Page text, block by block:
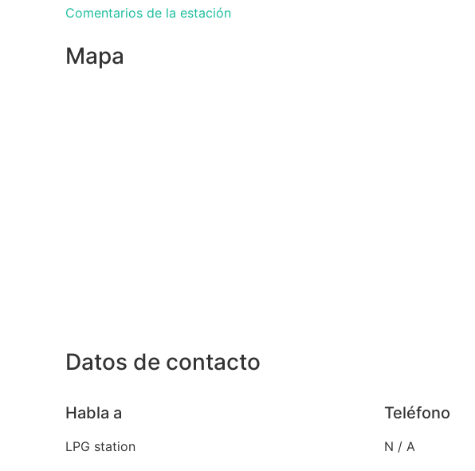
Comentarios de la estación
Mapa
Datos de contacto
Habla a
LPG station
Teléfono
N / A